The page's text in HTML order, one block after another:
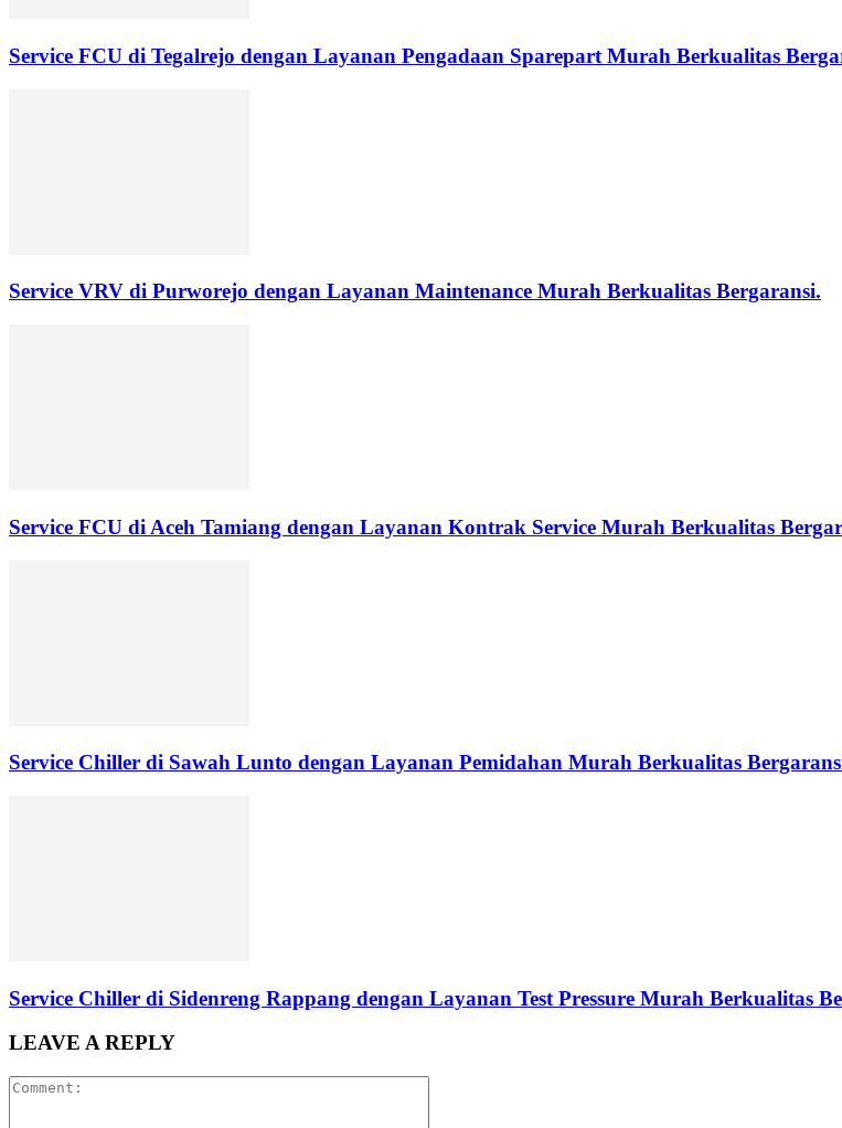
Service FCU di Tegalrejo dengan Layanan Pengadaan Sparepart Murah Berkualitas
Service VRV di Purworejo dengan Layanan Maintenance Murah Berkualitas Bergaransi.
Service FCU di Aceh Tamiang dengan Layanan Kontrak Service Murah Berkualitas
Service Chiller di Sawah Lunto dengan Layanan Pemidahan Murah Berkualitas
Service Chiller di Sidenreng Rappang dengan Layanan Test Pressure Murah Berkualitas
LEAVE A REPLY